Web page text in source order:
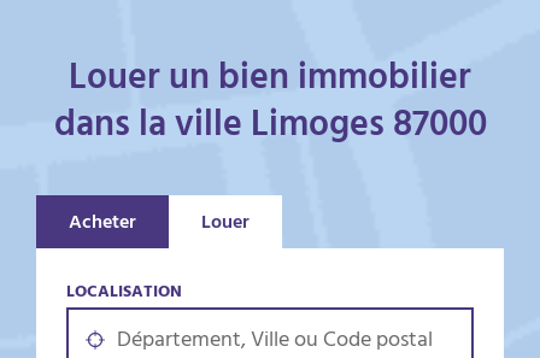
Louer un bien immobilier
dans la ville Limoges 87000
Acheter Louer
LOCALISATION